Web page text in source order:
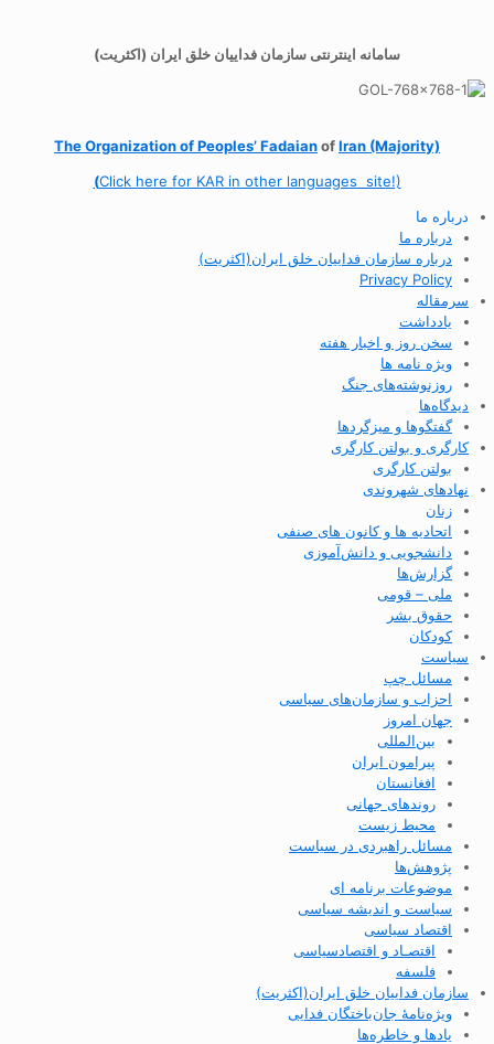
سامانه اینترنتی سازمان فداییان خلق ایران (اکثریت)
The Organization ofPeoples’ FadaianofIran (Majority)
(Click here for KAR in other languages site!)
درباره ما
درباره ما
درباره سازمان فداییان خلق ایران(اکثریت)
Privacy Policy
سرمقاله
یادداشت
سخن روز و اخبار هفته
ویژه نامه ها
روزنوشته‌های جنگ
دیدگاه‌ها
گفتگوها و میزگردها
کارگری و بولتن کارگری
بولتن کارگری
نهادهای شهروندی
زنان
اتحادیه ها و کانون های صنفی
دانشجویی و دانش‌آموزی
گزارش‌ها
ملی – قومی
حقوق بشر
کودکان
سیاست
مسائل چپ
احزاب و سازمان‌های سیاسی
جهان امروز
بین‌المللی
پیرامون ایران
افغانستان
روندهای جهانی
محیط زیست
مسائل راهبردی در سیاست
پژوهش‌ها
موضوعات برنامه ای
سیاست و اندیشه سیاسی
اقتصاد سیاسی
اقتصـاد و اقتصاد‌سیاسی
فلسفه
سازمان فداییان خلق ایران(اکثریت)
ویژه‌نامهٔ جان‌باختگان فدایی
یادها و خاطره‌ها